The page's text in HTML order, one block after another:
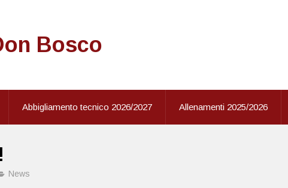
Bosco
Abbigliamento tecnico 2026/2027 Allenamenti 2025/2026
News